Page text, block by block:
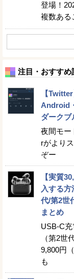
登場！
複数ある
注目・おすすめ
【
Android
ダークブ
夜間モー
rがより
ぞー
【実質
入する
代/第2世
まとめ
USB-C
（第2世
9,800円
も